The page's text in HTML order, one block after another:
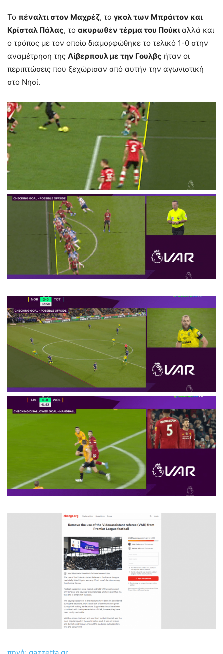
Το πέναλτι στον Μαχρέζ, τα γκολ των Μπράιτον και
Κρίσταλ Πάλας, το ακυρωθέν τέρμα του Πούκιαλλά και
ο τρόπος με τον οποίο διαμορφώθηκε το τελικό 1-0 στην
αναμέτρηση της Λίβερπουλ με την Γουλβς ήταν οι
περιπτώσεις που ξεχώρισαν από αυτήν την αγωνιστική
στο Νησί.